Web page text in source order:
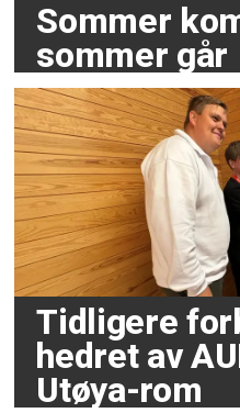
Sommer
sommer går
Tidligere
hedret av
Utøya-rom